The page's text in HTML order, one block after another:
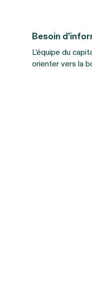
Besoin
L’équipe du
orienter vers la